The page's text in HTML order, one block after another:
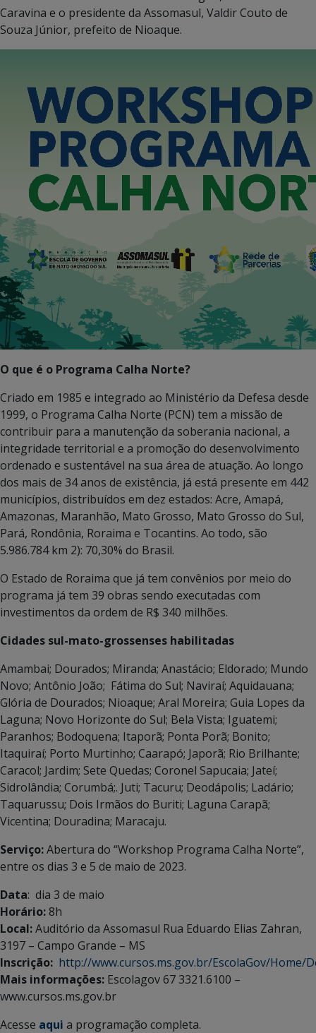
Caravina e o presidente da Assomasul, Valdir Couto de
Souza Júnior, prefeito de Nioaque.
O que é o Programa Calha Norte?
Criado em 1985 e integrado ao Ministério da Defesa desde
1999, o Programa Calha Norte (PCN) tem a missão de
contribuir para a manutenção da soberania nacional, a
integridade territorial e a promoção do desenvolvimento
ordenado e sustentável na sua área de atuação. Ao longo
dos mais de 34 anos de existência, já está presente em 442
municípios, distribuídos em dez estados: Acre, Amapá,
Amazonas, Maranhão, Mato Grosso, Mato Grosso do Sul,
Pará, Rondônia, Roraima e Tocantins. Ao todo, são
5.986.784 km 2): 70,30% do Brasil.
O Estado de Roraima que já tem convênios por meio do
programa já tem 39 obras sendo executadas com
investimentos da ordem de R$ 340 milhões.
Cidades sul-mato-grossenses habilitadas
Amambai; Dourados; Miranda; Anastácio; Eldorado; Mundo
Novo; Antônio João; Fátima do Sul; Naviraí; Aquidauana;
Glória de Dourados; Nioaque; Aral Moreira; Guia Lopes da
Laguna; Novo Horizonte do Sul; Bela Vista; Iguatemi;
Paranhos; Bodoquena; Itaporã; Ponta Porã; Bonito;
Itaquiraí; Porto Murtinho; Caarapó; Japorã; Rio Brilhante;
Caracol; Jardim; Sete Quedas; Coronel Sapucaia; Jateí;
Sidrolândia; Corumbá;. Juti; Tacuru; Deodápolis; Ladário;
Taquarussu; Dois Irmãos do Buriti; Laguna Carapã;
Vicentina; Douradina; Maracaju.
Serviço:Abertura do “Workshop Programa Calha Norte”,
entre os dias 3 e 5 de maio de 2023.
Data: dia 3 de maio
Horário:8h
Local:Auditório da Assomasul Rua Eduardo Elias Zahran,
3197 – Campo Grande – MS
Inscrição: http://www.cursos.ms.gov.br/EscolaGov/Home/
Mais informações: Escolagov 67 3321.6100 –
www.cursos.ms.gov.br
Acesse aqui a programação completa.